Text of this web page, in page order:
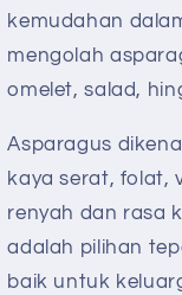
kemudahan
mengolah
omelet, salad,
Asparagus
kaya serat, folat,
renyah dan rasa
adalah pilihan
baik untuk